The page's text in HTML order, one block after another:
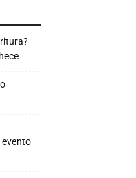
evento